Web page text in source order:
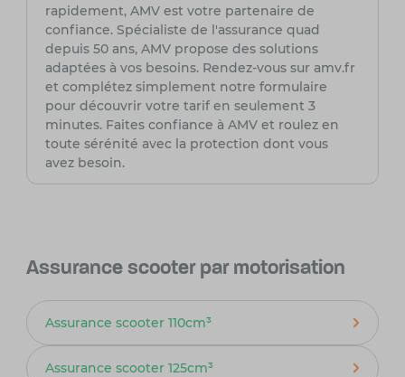
rapidement, AMV est votre partenaire de
confiance. Spécialiste de l'assurance quad
depuis 50 ans, AMV propose des solutions
adaptées à vos besoins. Rendez-vous sur amv.fr
et complétez simplement notre formulaire
pour découvrir votre tarif en seulement 3
minutes. Faites confiance à AMV et roulez en
toute sérénité avec la protection dont vous
avez besoin.
Assurance scooter par motorisation
Assurance scooter 110cm³
Assurance scooter 125cm³